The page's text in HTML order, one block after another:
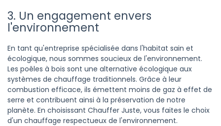
3. Un engagement envers
l'environnement
En tant qu'entreprise spécialisée dans l'habitat sain et
écologique, nous sommes soucieux de l'environnement.
Les poêles à bois sont une alternative écologique aux
systèmes de chauffage traditionnels. Grâce à leur
combustion efficace, ils émettent moins de gaz à effet de
serre et contribuent ainsi à la préservation de notre
planète. En choisissant Chauffer Juste, vous faites le choix
d'un chauffage respectueux de l'environnement.